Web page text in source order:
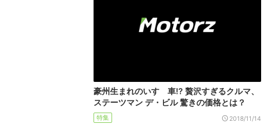
豪州生まれのいすゞ車!? 贅沢すぎるクルマ、
ステーツマン デ・ビル 驚きの価格とは？
特集 2018/11/14